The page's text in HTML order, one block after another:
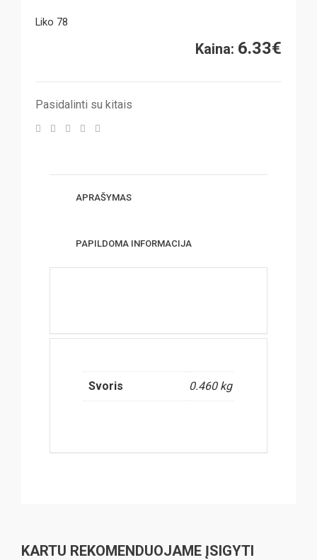
Liko 78
Kaina: 6.33€
Pasidalinti su kitais
APRAŠYMAS
PAPILDOMA INFORMACIJA
Svoris 0.460 kg
KARTU REKOMENDUOJAME ĮSIGYTI